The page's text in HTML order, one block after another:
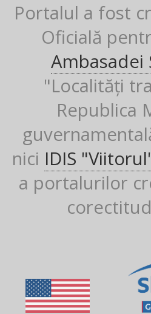
Portalul a fost
Oficială
Ambasadei
"Localități
Republica
nici IDIS
a portalurilor